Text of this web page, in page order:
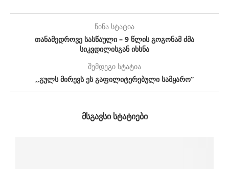
წინა სტატია
თანამედროვე სასწაული – 9 წლის გოგონამ ძმა
სიკვდილისგან იხსნა
შემდეგი სტატია
,,გულს მირევს ეს გაფილიტერებული სამყარო”
ᲛᲡᲒᲐᲕᲡᲘ ᲡᲢᲐᲢᲘᲔᲑᲘ